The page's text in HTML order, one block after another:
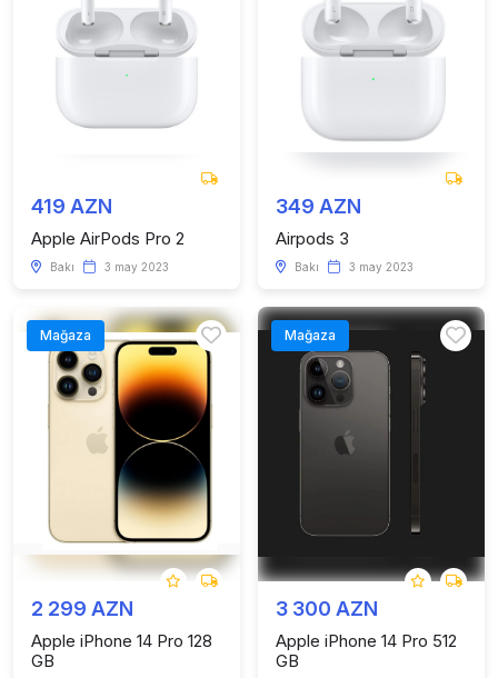
419 AZN
Apple AirPods Pro 2
Bakı 3 may 2023
349 AZN
Airpods 3
Bakı 3 may 2023
Mağaza
2 299 AZN
Apple iPhone 14 Pro 128
GB
Mağaza
3 300 AZN
Apple iPhone 14 Pro 512
GB